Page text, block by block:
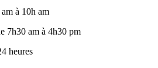
à 10h am
7h30 am à 4h30 pm
heures